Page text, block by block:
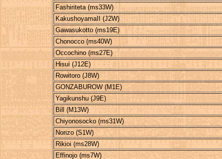
Fashiriteta (ms33W)
KakushoyamaII (J2W)
Gawasukotto (ms19E)
Chonocco (ms40W)
Occochino (ms27E)
Hisui (J12E)
Rowitoro (J8W)
GONZABUROW (M1E)
Yagikunshu (J9E)
Bill (M13W)
Chiyonosocko (ms31W)
Norizo (S1W)
Rikioi (ms28W)
Effinojo (ms7W)